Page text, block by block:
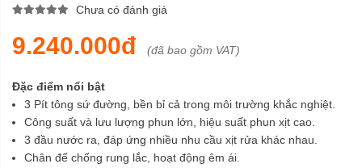
Chưa có đánh giá
9.240.000đ (đã bao gồm VAT)
Đặc điểm nổi bật
3 Pít tông sứ đường, bền bỉ cả trong môi trường khắc nghiệt.
Công suất và lưu lượng phun lớn, hiệu suất phun xịt cao.
3 đầu nước ra, đáp ứng nhiều nhu cầu xịt rửa khác nhau.
Chân đế chống rung lắc, hoạt động êm ái.